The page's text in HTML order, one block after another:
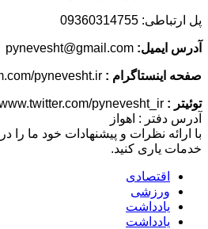
پل ارتباطی: 09360314755
آدرس ایمیل:
صفحه اینستاگرام :
توئیتر :
آدرس دفتر : اهواز
با ارائه نظرات و پیشنهادات خود ما را
خدمات یاری کنید.
اقتصادی
ورزشی
یادداشت
یادداشت